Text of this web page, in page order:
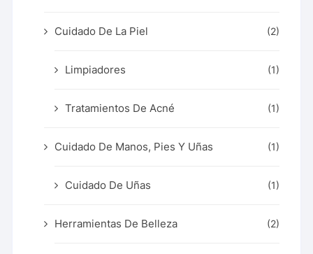
Cuidado De La Piel (2)
Limpiadores (1)
Tratamientos De Acné (1)
Cuidado De Manos, Pies Y Uñas (1)
Cuidado De Uñas (1)
Herramientas De Belleza (2)